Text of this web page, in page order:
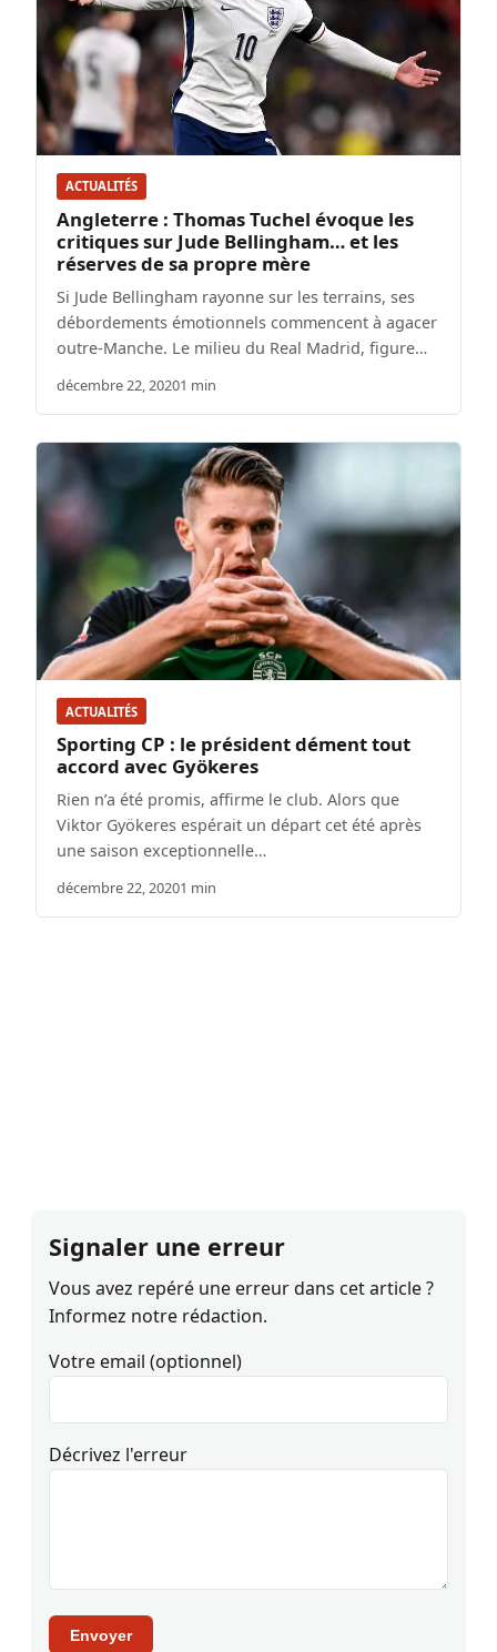
ACTUALITÉS
Angleterre : Thomas Tuchel évoque les
critiques sur Jude Bellingham… et les
réserves de sa propre mère
Si Jude Bellingham rayonne sur les terrains, ses
débordements émotionnels commencent à agacer
outre-Manche. Le milieu du Real Madrid, figure…
décembre 22, 20201 min
ACTUALITÉS
Sporting CP : le président dément tout
accord avec Gyökeres
Rien n’a été promis, affirme le club. Alors que
Viktor Gyökeres espérait un départ cet été après
une saison exceptionnelle…
décembre 22, 20201 min
Signaler une erreur
Vous avez repéré une erreur dans cet article ?
Informez notre rédaction.
Votre email (optionnel)
Décrivez l'erreur
Envoyer